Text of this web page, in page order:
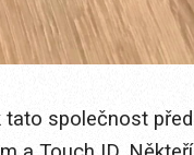
tato společnost před